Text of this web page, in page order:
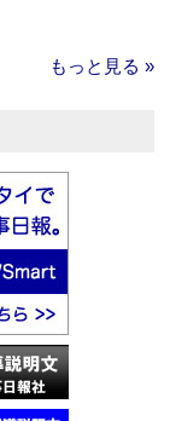
もっと見る »